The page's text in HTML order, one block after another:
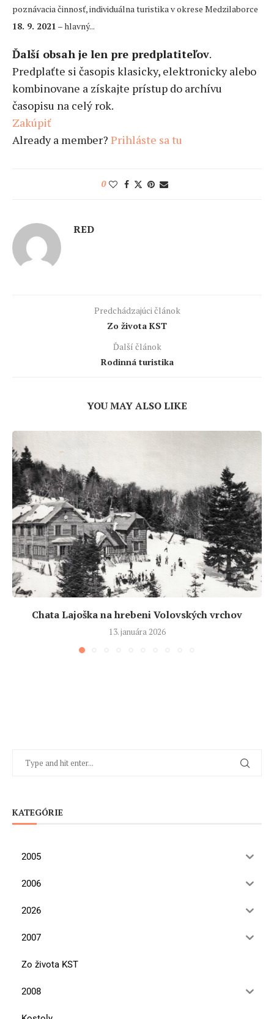
poznávacia činnosť, individuálna turistika v okrese Medzilaborce
18. 9. 2021 – hlavný...
Ďalší obsah je len pre predplatiteľov.
Predplaťte si časopis klasicky, elektronicky alebo
kombinovane a získajte prístup do archívu
časopisu na celý rok.
Zakúpiť
Already a member? Prihláste sa tu
0
RED
Predchádzajúci článok
Zo života KST
Ďalší článok
Rodinná turistika
YOU MAY ALSO LIKE
Chata Lajoška na hrebeni Volovských vrchov
13. januára 2026
KATEGÓRIE
2005
2006
2026
2007
Zo života KST
2008